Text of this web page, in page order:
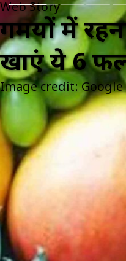
Web Story
गर्मियों में
खाएं ये 6
Image credit: Google